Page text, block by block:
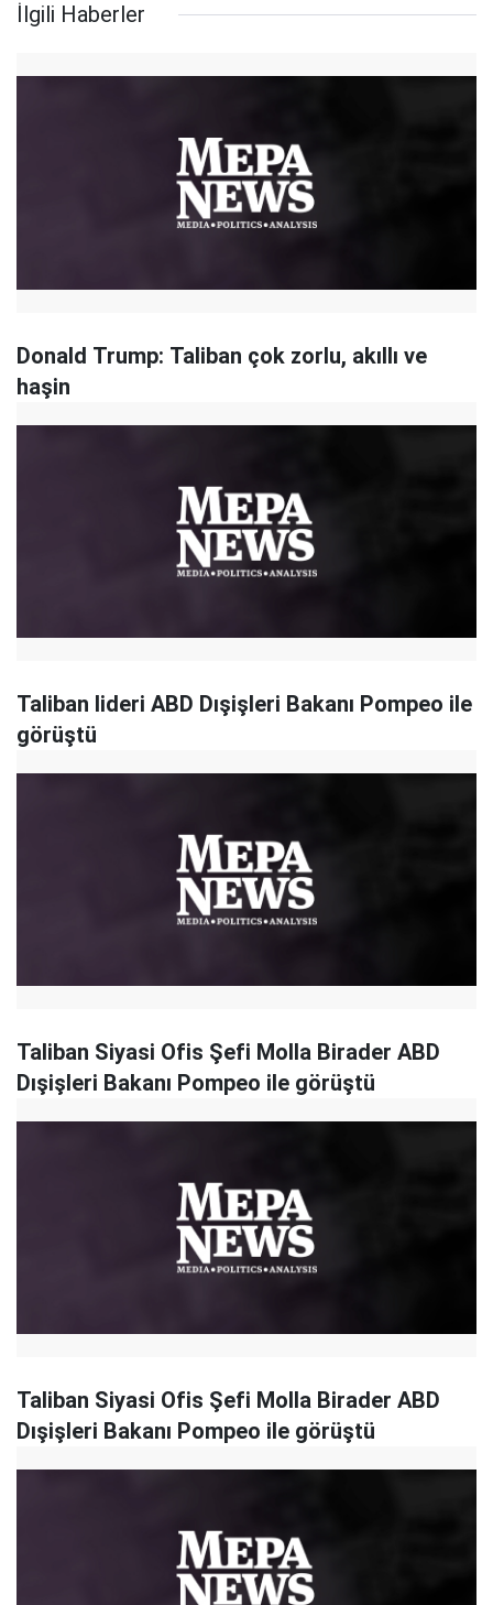
İlgili Haberler
Donald Trump: Taliban çok zorlu, akıllı ve
haşin
Taliban lideri ABD Dışişleri Bakanı Pompeo ile
görüştü
Taliban Siyasi Ofis Şefi Molla Birader ABD
Dışişleri Bakanı Pompeo ile görüştü
Taliban Siyasi Ofis Şefi Molla Birader ABD
Dışişleri Bakanı Pompeo ile görüştü